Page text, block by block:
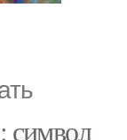
символ